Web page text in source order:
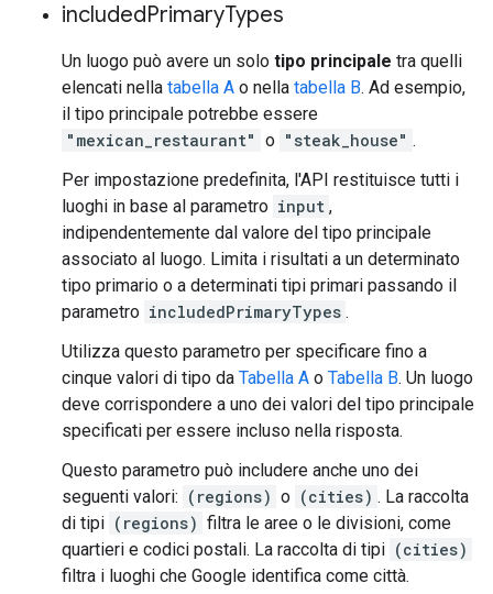
includedPrimaryTypes
Un luogo può avere un solo tipo principale tra quelli
elencati nella tabella A o nella tabella B. Ad esempio,
il tipo principale potrebbe essere
"mexican_restaurant" o "steak_house" .
Per impostazione predefinita, l'API restituisce tutti i
luoghi in base al parametro input ,
indipendentemente dal valore del tipo principale
associato al luogo. Limita i risultati a un determinato
tipo primario o a determinati tipi primari passando il
parametro includedPrimaryTypes .
Utilizza questo parametro per specificare fino a
cinque valori di tipo da Tabella A o Tabella B. Un luogo
deve corrispondere a uno dei valori del tipo principale
specificati per essere incluso nella risposta.
Questo parametro può includere anche uno dei
seguenti valori: (regions) o (cities) . La raccolta
di tipi (regions) filtra le aree o le divisioni, come
quartieri e codici postali. La raccolta di tipi (cities)
filtra i luoghi che Google identifica come città.